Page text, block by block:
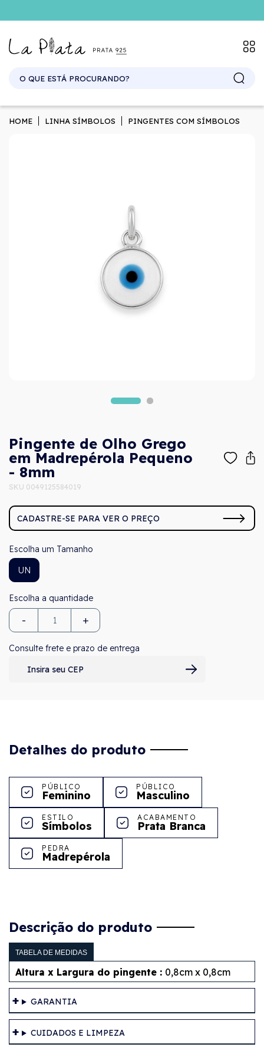
HOME LINHA SÍMBOLOS PINGENTES COM SÍMBOLOS
Pingente de Olho Grego
em Madrepérola Pequeno
- 8mm
SKU 0049125584019
CADASTRE-SE PARA VER O PREÇO
Tamanho
UN
- +
Consulte frete e prazo de entrega
Detalhes do produto
PÚBLICO
Feminino
PÚBLICO
Masculino
ESTILO
Símbolos
ACABAMENTO
Prata Branca
PEDRA
Madrepérola
Descrição do produto
TABELA DE MEDIDAS
Altura x Largura do pingente : 0,8cm x 0,8cm
GARANTIA
CUIDADOS E LIMPEZA